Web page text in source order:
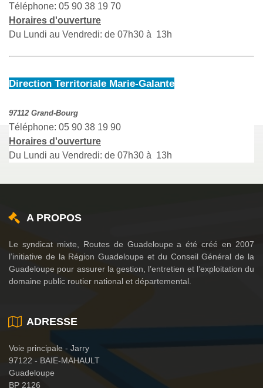
Téléphone: 05 90 38 19 70
Horaires d'ouverture
Du Lundi au Vendredi: de 07h30 à 13h
Direction Territoriale Marie-Galante
97112 Grand-Bourg
Téléphone: 05 90 38 19 90
Horaires d'ouverture
Du Lundi au Vendredi: de 07h30 à 13h
A PROPOS
Le syndicat mixte, Routes de Guadeloupe a été créé en 2007
l’initiative de la Région Guadeloupe et du Conseil Général de la
Guadeloupe pour assurer la gestion, l’entretien et l’exploitation du
domaine public routier national et départemental.
ADRESSE
Voie principale - Jarry
97122 - BAIE-MAHAULT
Guadeloupe
BP 2126